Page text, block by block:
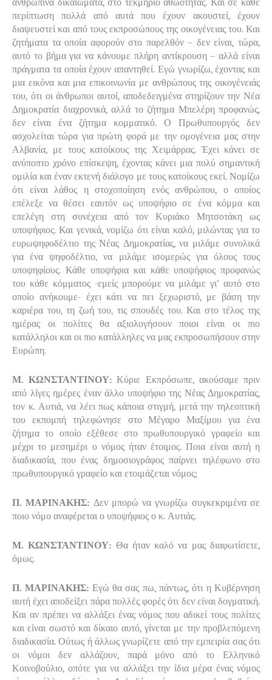
περίπτωση πολλά από αυτά που έχουν ακουστεί, έχουν
διαψευστεί και από τους εκπροσώπους της οικογένειας του. Και
ζητήματα τα οποία αφορούν στο παρελθόν – δεν είναι, τώρα,
αυτό το βήμα για να κάνουμε πλήρη αντίκρουση – αλλά είναι
πράγματα τα οποία έχουν απαντηθεί. Εγώ γνωρίζω, έχοντας και
μια εικόνα και μια επικοινωνία με ανθρώπους της οικογένειάς
του, ότι οι άνθρωποι αυτοί, αποδεδειγμένα στηρίζουν την Νέα
Δημοκρατία διαχρονικά, αλλά το ζήτημα Μπελέρη προφανώς,
δεν είναι ένα ζήτημα κομματικό. Ο Πρωθυπουργός δεν
ασχολείται τώρα για πρώτη φορά με την ομογένεια μας στην
Αλβανία, με τους κατοίκους της Χειμάρρας. Έχει κάνει σε
ανύποπτο χρόνο επίσκεψη, έχοντας κάνει μια πολύ σημαντική
ομιλία και έναν εκτενή διάλογο με τους κατοίκους εκεί. Νομίζω
ότι είναι λάθος η στοχοποίηση ενός ανθρώπου, ο οποίος
επέλεξε να θέσει εαυτόν ως υποψήφιο σε ένα κόμμα και
επελέγη στη συνέχεια από τον Κυριάκο Μητσοτάκη ως
υποψήφιος. Και γενικά, νομίζω ότι είναι καλό, μιλώντας για το
ευρωψηφοδέλτιο της Νέας Δημοκρατίας, να μιλάμε συνολικά
για ένα ψηφοδέλτιο, να μιλάμε ισομερώς για όλους τους
υποψηφίους. Κάθε υποψήφια και κάθε υποψήφιος προφανώς
του κάθε κόμματος -εμείς μπορούμε να μιλάμε γι’ αυτό στο
οποίο ανήκουμε- έχει κάτι να πει ξεχωριστό, με βάση την
καριέρα του, τη ζωή του, τις σπουδές του. Και στο τέλος της
ημέρας οι πολίτες θα αξιολογήσουν ποιοι είναι οι πιο
κατάλληλοι και οι πιο κατάλληλες να μας εκπροσωπήσουν στην
Ευρώπη.
Μ. ΚΩΝΣΤΑΝΤΙΝΟΥ:Κύριε Εκπρόσωπε, ακούσαμε πριν
από λίγες ημέρες έναν άλλο υποψήφιο της Νέας Δημοκρατίας,
τον κ. Αυτιά, να λέει πως κάποια στιγμή, μετά την τηλεοπτική
του εκπομπή τηλεφώνησε στο Μέγαρο Μαξίμου για ένα
ζήτημα το οποίο εξέθεσε στο πρωθυπουργικό γραφείο και
μέχρι το μεσημέρι ο νόμος ήταν έτοιμος. Ποια είναι αυτή η
διαδικασία, που ένας δημοσιογράφος παίρνει τηλέφωνο στο
πρωθυπουργικό γραφείο και ετοιμάζεται νόμος;
Π. ΜΑΡΙΝΑΚΗΣ: Δεν μπορώ να γνωρίζω συγκεκριμένα σε
ποιο νόμο αναφέρεται ο υποψήφιος ο κ. Αυτιάς.
Μ. ΚΩΝΣΤΑΝΤΙΝΟΥ: Θα ήταν καλό να μας διαφωτίσετε,
όμως.
Π. ΜΑΡΙΝΑΚΗΣ: Εγώ θα σας πω, πάντως, ότι η Κυβέρνηση
αυτή έχει αποδείξει πάρα πολλές φορές ότι δεν είναι δογματική.
Και αν πρέπει να αλλάξει ένας νόμος που αδικεί τους πολίτες
και είναι σωστό και δίκαιο αυτό, γίνεται με την προβλεπόμενη
διαδικασία. Ούτως ή άλλως γνωρίζετε από την εμπειρία σας ότι
οι νόμοι δεν αλλάζουν, παρά μόνο από το Ελληνικό
Κοινοβούλιο, οπότε για να αλλάξει την ίδια μέρα ένας νόμος